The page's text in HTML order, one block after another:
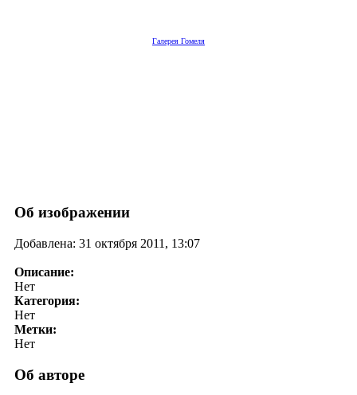
Галерея Гомеля
Об изображении
Добавлена: 31 октября 2011, 13:07
Описание:
Нет
Категория:
Нет
Метки:
Нет
Об авторе